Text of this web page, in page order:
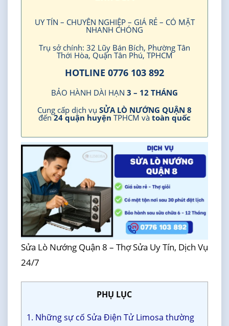
UY TÍN – CHUYÊN NGHIỆP – GIÁ RẺ – CÓ MẶT
NHANH CHÓNG
Trụ sở chính: 32 Lũy Bán Bích, Phường Tân
Thới Hòa, Quận Tân Phú, TPHCM
HOTLINE 0776 103 892
BẢO HÀNH DÀI HẠN 3 – 12 THÁNG
Cung cấp dịch vụ SỬA LÒ NƯỚNG QUẬN 8
đến24 quận huyện TPHCM và toàn quốc
Sửa Lò Nướng Quận 8 – Thợ Sửa Uy Tín, Dịch Vụ
24/7
PHỤ LỤC
1. Những sự cố Sửa Điện Tử Limosa thường